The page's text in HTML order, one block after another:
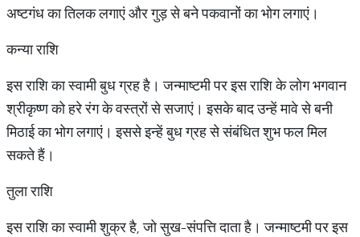
अष्टगंध का तिलक लगाएं और गुड़ से बने पकवानों का भोग लगाएं।
कन्या राशि
इस राशि का स्वामी बुध ग्रह है। जन्माष्टमी पर इस राशि के लोग भगवान
श्रीकृष्ण को हरे रंग के वस्त्रों से सजाएं। इसके बाद उन्हें मावे से बनी
मिठाई का भोग लगाएं। इससे इन्हें बुध ग्रह से संबंधित शुभ फल मिल
सकते हैं।
तुला राशि
इस राशि का स्वामी शुक्र है, जो सुख-संपत्ति दाता है। जन्माष्टमी पर इस